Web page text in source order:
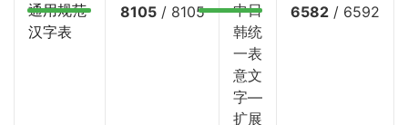
通用规范
汉字表
8105 / 8105
中日
韩统
一表
意文
字—
扩展
6582 / 6592